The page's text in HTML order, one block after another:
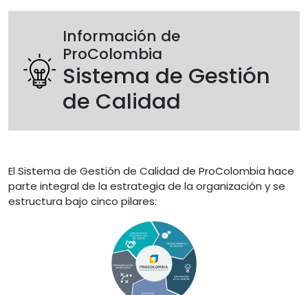
de
gobierno
corporativo
con
y
cuentas
Indicadores
Informes
gestión
Nacional
de
Desarrollo
Legal
Procolombia
Políticas
de
Contratación
Información de
ProColombia
Sistema de Gestión
de Calidad
El Sistema de Gestión de Calidad de ProColombia hace
parte integral de la estrategia de la organización y se
estructura bajo cinco pilares:
Image